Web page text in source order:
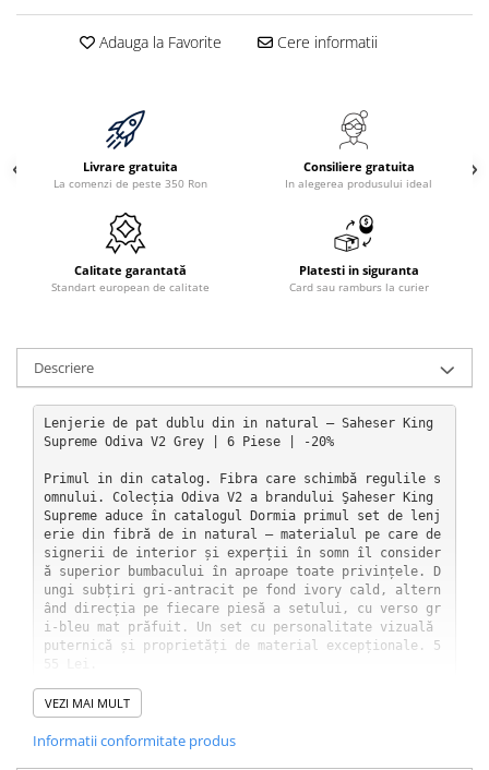
Adauga la Favorite Cere informatii
Livrare gratuita
La comenzi de peste 350 Ron
Consiliere gratuita
In alegerea produsului ideal
Calitate garantată
Standart european de calitate
Platesti in siguranta
Card sau ramburs la curier
Descriere
Lenjerie de pat dublu din in natural — Saheser King
Supreme Odiva V2 Grey | 6 Piese | -20%
Primul in din catalog. Fibra care schimbă regulile s
omnului. Colecția Odiva V2 a brandului Şaheser King
Supreme aduce în catalogul Dormia primul set de lenj
erie din fibră de in natural — materialul pe care de
signerii de interior și experții în somn îl consider
ă superior bumbacului în aproape toate privințele. D
ungi subțiri gri-antracit pe fond ivory cald, altern
ând direcția pe fiecare piesă a setului, cu verso gr
i-bleu mat prăfuit. Un set cu personalitate vizuală
puternică și proprietăți de material excepționale. 5
55 Lei.
Conținut set — 6 piese
• Husă de pilotă: 200 x 220 cm
• Cearșaf de pat: 240 x 260 cm
VEZI MAI MULT
Informatii conformitate produs